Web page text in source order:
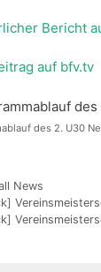
Bericht
auf bfv.tv
des 2. U30
News